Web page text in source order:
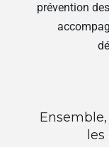
prévention